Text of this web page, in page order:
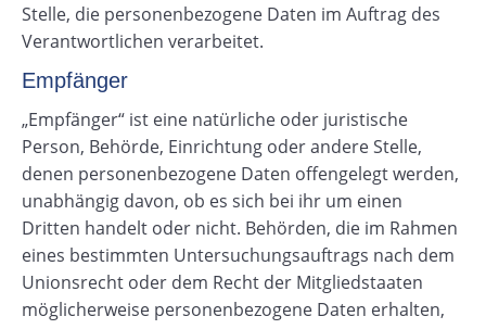
Stelle, die personenbezogene Daten im Auftrag des
Verantwortlichen verarbeitet.
Empfänger
„Empfänger“ ist eine natürliche oder juristische
Person, Behörde, Einrichtung oder andere Stelle,
denen personenbezogene Daten offengelegt werden,
unabhängig davon, ob es sich bei ihr um einen
Dritten handelt oder nicht. Behörden, die im Rahmen
eines bestimmten Untersuchungsauftrags nach dem
Unionsrecht oder dem Recht der Mitgliedstaaten
möglicherweise personenbezogene Daten erhalten,